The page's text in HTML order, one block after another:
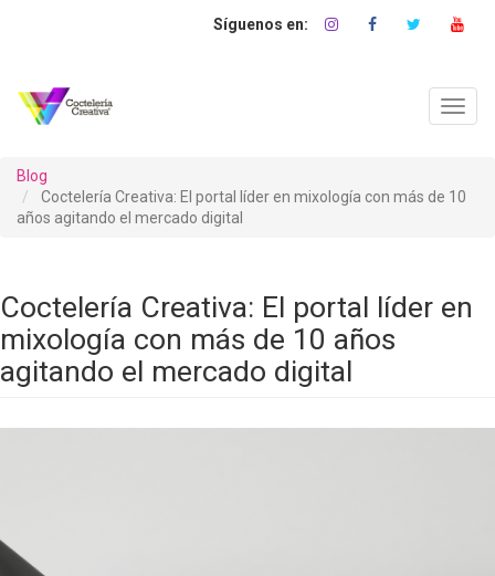
Blog
Coctelería Creativa: El portal líder en mixología con más de 10
años agitando el mercado digital
Coctelería Creativa: El portal líder en
mixología con más de 10 años
agitando el mercado digital